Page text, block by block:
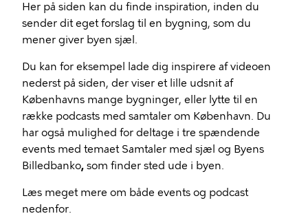
Her på siden kan du finde inspiration, inden du
sender dit eget forslag til en bygning, som du
mener giver byen sjæl.
Du kan for eksempel lade dig inspirere af videoen
nederst på siden, der viser et lille udsnit af
Københavns mange bygninger, eller lytte til en
række podcasts med samtaler om København. Du
har også mulighed for deltage i tre spændende
events med temaet Samtaler med sjæl og Byens
Billedbanko, som finder sted ude i byen.
Læs meget mere om både events og podcast
nedenfor.